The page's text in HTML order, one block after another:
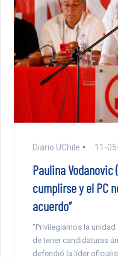
Diario UChile 11-
Paulina Vodanovic
cumplirse y el PC
acuerdo”
“Privilegiamos la
de tener candidaturas
defendió la líder